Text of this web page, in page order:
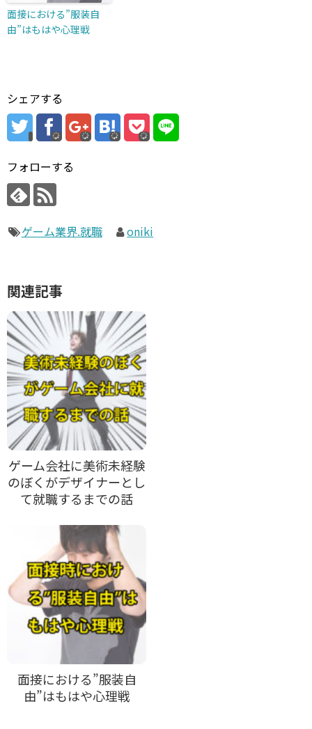
面接における”服装自
由”はもはや心理戦
シェアする
フォローする
ゲーム業界.就職 oniki
関連記事
ゲーム会社に美術未経験
のぼくがデザイナーとし
て就職するまでの話
面接における”服装自
由”はもはや心理戦